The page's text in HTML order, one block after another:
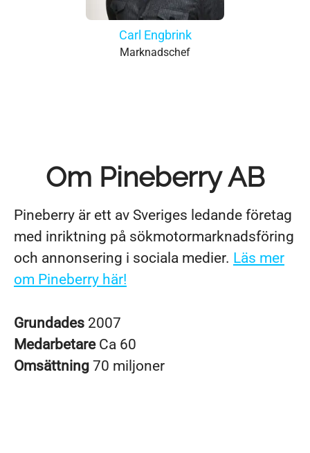
Carl Engbrink
Marknadschef
Om Pineberry AB
Pineberry är ett av Sveriges ledande företag
med inriktning på sökmotormarknadsföring
och annonsering i sociala medier. Läs mer
om Pineberry här!
Grundades 2007
Medarbetare Ca 60
Omsättning 70 miljoner